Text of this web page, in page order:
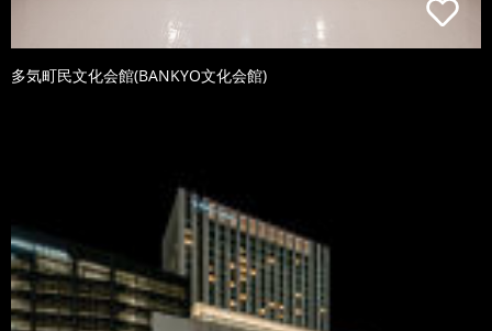
多気町民文化会館(BANKYO文化会館)